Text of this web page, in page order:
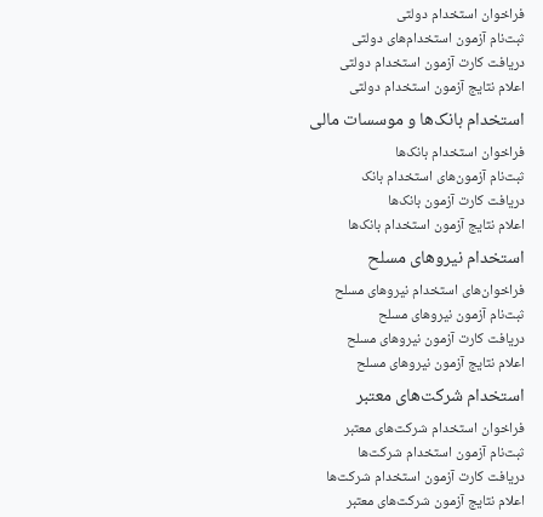
فراخوان استخدام دولتی
ثبت‌نام آزمون‌ استخدام‌های دولتی
دریافت کارت آزمون استخدام دولتی
اعلام نتایج آزمون استخدام دولتی
استخدام‌ بانک‌ها و موسسات مالی
فراخوان استخدام بانک‌ها
‌ثبت‌نام آزمون‌های استخدام بانک
دریافت کارت آزمون بانک‌ها
اعلام نتایج آزمون استخدام بانک‌ها
استخدام‌ نیروهای مسلح
‌فراخوان‌های استخدام‌ نیروهای مسلح
ثبت‌نام آزمون نیروهای مسلح
دریافت کارت آزمون نیروهای مسلح
اعلام نتایج آزمون نیروهای مسلح
استخدام‌ شرکت‌های معتبر
فراخوان استخدام شرکت‌های معتبر
ثبت‌نام آزمون استخدام شرکت‌ها
دریافت کارت آزمون استخدام شرکت‌ها
اعلام نتایج آزمون شرکت‌های معتبر